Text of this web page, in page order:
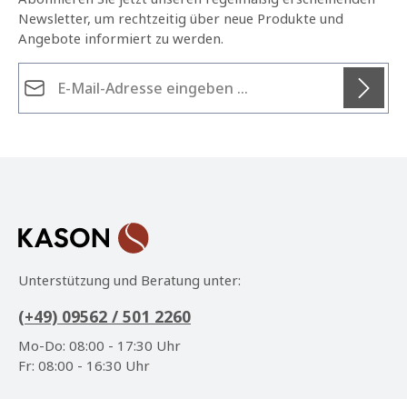
Newsletter, um rechtzeitig über neue Produkte und
Angebote informiert zu werden.
Unterstützung und Beratung unter:
(+49) 09562 / 501 2260
Mo-Do: 08:00 - 17:30 Uhr
Fr: 08:00 - 16:30 Uhr